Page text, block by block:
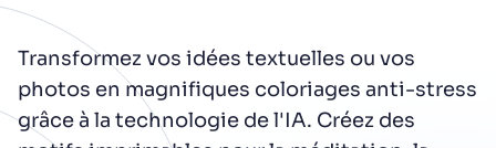
Transformez vos idées textuelles ou vos
photos en magnifiques coloriages anti-stress
grâce à la technologie de l'IA. Créez des